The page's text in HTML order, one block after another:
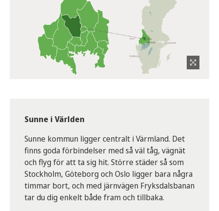
Sunne i Världen
Sunne kommun ligger centralt i Värmland. Det
finns goda förbindelser med så väl tåg, vägnät
och flyg för att ta sig hit. Större städer så som
Stockholm, Göteborg och Oslo ligger bara några
timmar bort, och med järnvägen Fryksdalsbanan
tar du dig enkelt både fram och tillbaka.